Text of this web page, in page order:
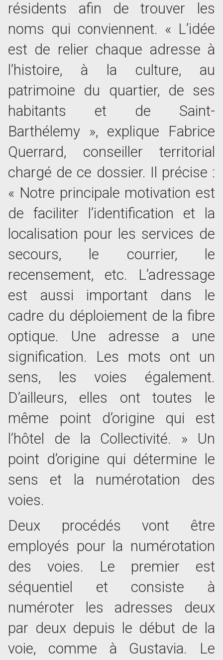
résidents afin de trouver les
noms qui conviennent. « L’idée
est de relier chaque adresse à
l’histoire, à la culture, au
patrimoine du quartier, de ses
habitants et de Saint-
Barthélemy », explique Fabrice
Querrard, conseiller territorial
chargé de ce dossier. Il précise :
« Notre principale motivation est
de faciliter l’identification et la
localisation pour les services de
secours, le courrier, le
recensement, etc. L’adressage
est aussi important dans le
cadre du déploiement de la fibre
optique. Une adresse a une
signification. Les mots ont un
sens, les voies également.
D’ailleurs, elles ont toutes le
même point d’origine qui est
l’hôtel de la Collectivité. » Un
point d’origine qui détermine le
sens et la numérotation des
voies.
Deux procédés vont être
employés pour la numérotation
des voies. Le premier est
séquentiel et consiste à
numéroter les adresses deux
par deux depuis le début de la
voie, comme à Gustavia. Le